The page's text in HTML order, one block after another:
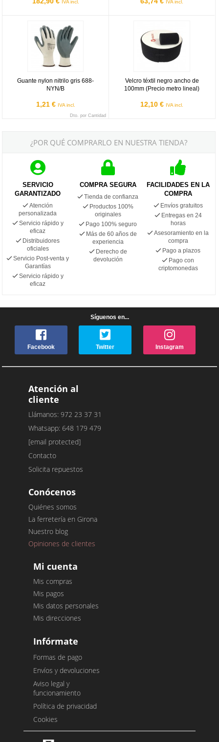
IVA incl. IVA incl.
Guante nylon nitrilo gris 688-
NYN/B
1,21 € IVA incl.
Dto. por Cantidad
Velcro téxtil negro ancho de
100mm (Precio metro lineal)
12,10 € IVA incl.
¿POR QUÉ COMPRARLO EN NUESTRA TIENDA?
SERVICIO
GARANTIZADO
Atención
personalizada
Servicio rápido y
eficaz
Distribuidores
oficiales
Servicio Post-venta y
Garantías
Servicio rápido y
eficaz
COMPRA SEGURA
Tienda de confianza
Productos 100%
originales
Pago 100% seguro
Más de 60 años de
experiencia
Derecho de
devolución
FACILIDADES EN LA
COMPRA
Envíos gratuitos
Entregas en 24
horas
Asesoramiento en la
compra
Pago a plazos
Pago con
criptomonedas
Síguenos en...
Facebook Twitter Instagram
Atención al
cliente
Llámanos: 972 23 37 31
Whatsapp: 648 179 479
[email protected]
Contacto
Solicita repuestos
Conócenos
Quiénes somos
La ferretería en Girona
Nuestro blog
Opiniones de clientes
Mi cuenta
Mis compras
Mis pagos
Mis datos personales
Mis direcciones
Infórmate
Formas de pago
Envíos y devoluciones
Aviso legal y
funcionamiento
Política de privacidad
Cookies